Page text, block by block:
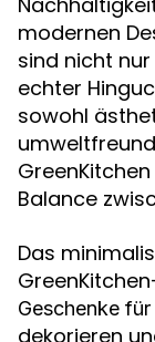
modernen
sind nicht
echter
sowohl
Balance
Das
Geschenke für
dekorieren